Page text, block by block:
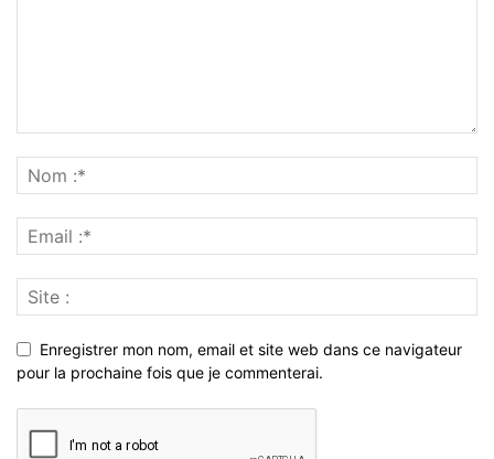
Enregistrer mon nom, email et site web dans ce navigateur
pour la prochaine fois que je commenterai.